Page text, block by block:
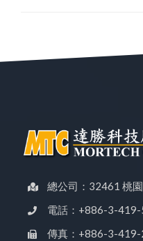
總公司：32461 桃
電話：+886-3-
傳真：+886-3-